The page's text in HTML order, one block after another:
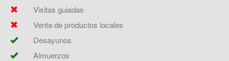
Visitas guiadas
Venta de productos locales
Desayunos
Almuerzos